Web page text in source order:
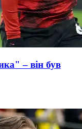
– він був